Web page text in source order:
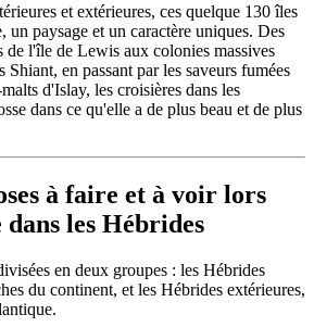
et extérieures, ces quelque 130 îles
un paysage et un caractère uniques. Des
de l'île de Lewis aux colonies massives
Shiant, en passant par les saveurs fumées
d'Islay, les croisières dans les
dans ce qu'elle a de plus beau et de plus
à faire et à voir lors
les Hébrides
en deux groupes : les Hébrides
du continent, et les Hébrides extérieures,